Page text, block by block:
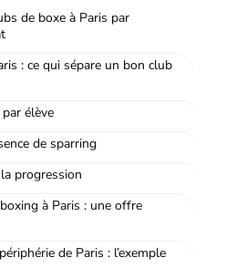
de boxe à Paris par
: ce qui sépare un bon club
élève
de sparring
progression
à Paris : une offre
de Paris : l’exemple